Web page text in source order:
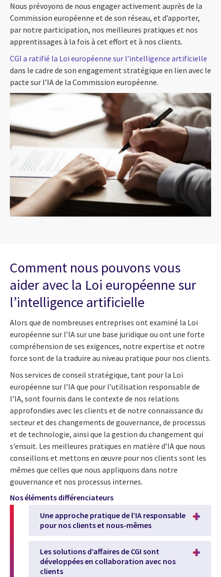
Nous prévoyons de nous engager activement auprès de la
Commission européenne et de son réseau, et d’apporter,
par notre participation, nos meilleures pratiques et nos
apprentissages à la fois à cet effort et à nos clients.
CGI a ratifié la Loi européenne sur l’intelligence artificielle
dans le cadre de son engagement stratégique en lien avec le
pacte sur l’IA de la Commission européenne.
Comment nous pouvons vous
aider avec la Loi européenne sur
l’intelligence artificielle
Alors que de nombreuses entreprises ont examiné la Loi
européenne sur l’IA sur une base juridique ou ont une forte
compréhension de ses exigences, notre expertise et notre
force sont de la traduire au niveau pratique pour nos clients.
Nos services de conseil stratégique, tant pour la Loi
européenne sur l’IA que pour l’utilisation responsable de
l’IA, sont fournis dans le contexte de nos relations
approfondies avec les clients et de notre connaissance du
secteur et des changements de gouvernance, de processus
et de technologie, ainsi que la gestion du changement qui
s’ensuit. Les meilleures pratiques en matière d’IA que nous
conseillons et mettons en œuvre pour nos clients sont les
mêmes que celles que nous appliquons dans notre
gouvernance et nos processus internes.
Nos éléments différenciateurs
Une approche pratique de l’IA responsable
pour nos clients et nous-mêmes
Les solutions d’affaires de CGI sont
développées en collaboration avec nos
clients